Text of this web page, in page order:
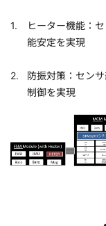
ヒーター機能：
能安定を実現
防振対策：セン
制御を実現